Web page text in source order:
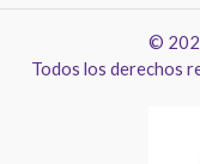
©
Todos los derechos